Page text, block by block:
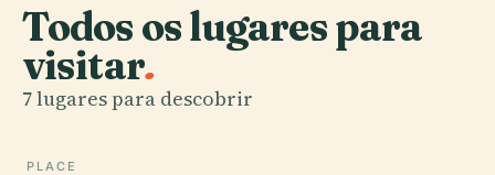
Todos os lugares para
visitar.
7 lugares para descobrir
PLACE